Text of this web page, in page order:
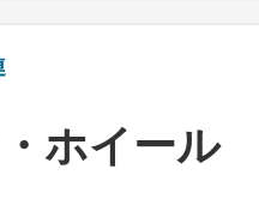
ホイール